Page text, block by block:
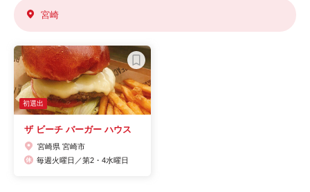
宮崎
初選出
ザ ビーチ バーガー ハウス
宮崎県 宮崎市
毎週火曜日／第2・4水曜日